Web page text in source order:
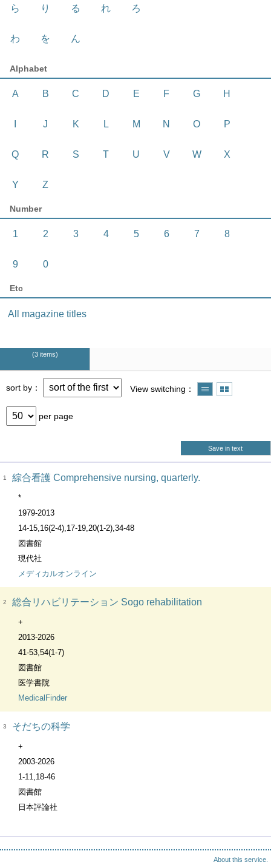
ら り る れ ろ
わ を ん
Alphabet
A B C D E F G H
J K L M N O P
Q R S T U V W X
Y Z
Number
1 2 3 4 5 6 7 8
9 0
Etc
All magazine titles
3 items
sort by View switching
per page
Save in text
1 綜合看護 Comprehensive nursing, quarterly.
*
1979-2013
14-15,16(2-4),17-19,20(1-2),34-48
図書館
現代社
メディカルオンライン
2 総合リハビリテーション Sogo rehabilitation
+
2013-2026
41-53,54(1-7)
図書館
医学書院
MedicalFinder
3 そだちの科学
+
2003-2026
1-11,18-46
図書館
日本評論社
About this service.